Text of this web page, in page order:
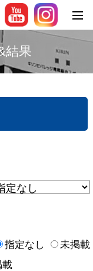
結果
指定なし
未掲載
載